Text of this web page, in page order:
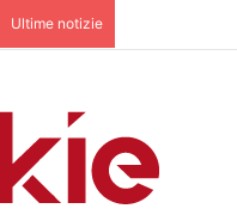
Ultime notizie